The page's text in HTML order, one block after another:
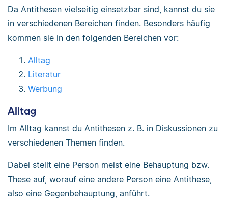
Da Antithesen vielseitig einsetzbar sind, kannst du sie
in verschiedenen Bereichen finden. Besonders häufig
kommen sie in den folgenden Bereichen vor:
Alltag
Literatur
Werbung
Alltag
Im Alltag kannst du Antithesen z. B. in Diskussionen zu
verschiedenen Themen finden.
Dabei stellt eine Person meist eine Behauptung bzw.
These auf, worauf eine andere Person eine Antithese,
also eine Gegenbehauptung, anführt.